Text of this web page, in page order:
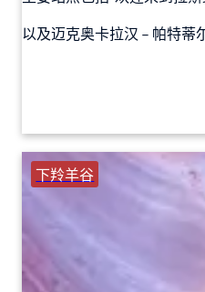
以及迈克奥卡拉汉 – 帕特
下羚羊谷